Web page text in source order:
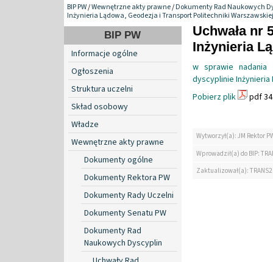
BIP PW/Wewnętrzne akty prawne/Dokumenty Rad Naukowych
Inżynieria Lądowa, Geodezja i Transport Politechniki Warszawskiej
BIP PW
Informacje ogólne
Ogłoszenia
Struktura uczelni
Skład osobowy
Władze
Wewnętrzne akty prawne
Dokumenty ogólne
Dokumenty Rektora PW
Dokumenty Rady Uczelni
Dokumenty Senatu PW
Dokumenty Rad
Naukowych Dyscyplin
Uchwała nr
Inżynieria
w sprawie nadania
dyscyplinie Inżynieria
Pobierz plik
pdf
Wytworzył(a): JM Rektor
Wprowadził(a) do BIP:
Zaktualizował(a):